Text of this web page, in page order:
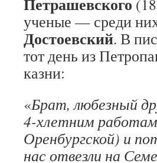
ученые — среди
Достоевский. В
тот день из
казни:
«Брат, любезный
4-хлетним
Оренбургской) и
нас отвезли на